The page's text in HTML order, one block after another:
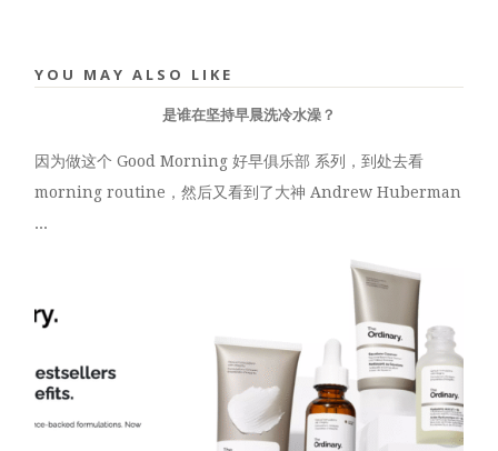
YOU MAY ALSO LIKE
是谁在坚持早晨洗冷水澡？
因为做这个 Good Morning 好早俱乐部 系列，到处去看
morning routine，然后又看到了大神 Andrew Huberman
...